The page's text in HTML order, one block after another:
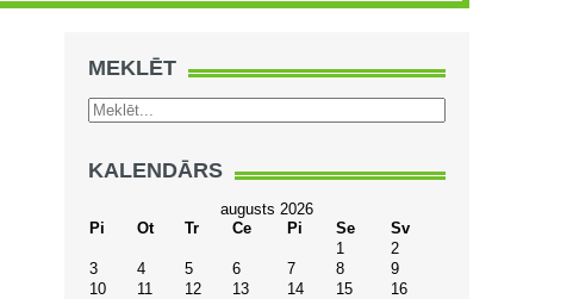
MEKLĒT
KALENDĀRS
augusts 2026
Pi
Ot Tr Ce Pi Se
Sv
1
2
3
4 5 6 7 8
9
10
11 12 13 14 15
16